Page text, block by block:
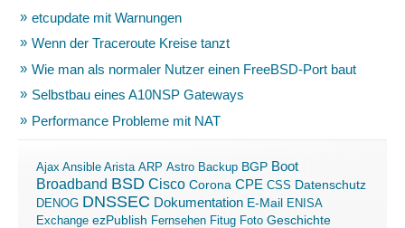
etcupdate mit Warnungen
Wenn der Traceroute Kreise tanzt
Wie man als normaler Nutzer einen FreeBSD-Port baut
Selbstbau eines A10NSP Gateways
Performance Probleme mit NAT
Ajax Ansible Arista ARP Astro Backup BGP Boot
Broadband BSD Cisco Corona CPE CSS Datenschutz
DENOG DNSSEC Dokumentation E-Mail ENISA
Exchange ezPublish Fernsehen Fitug Foto Geschichte